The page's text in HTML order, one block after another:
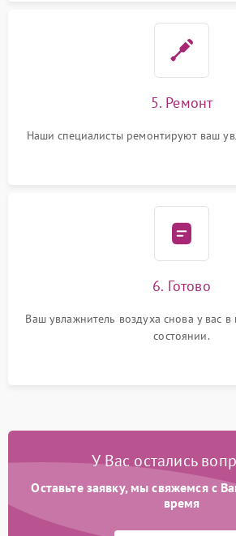
5. Ремонт
Наши специалисты ремонтируют ваш
6. Готово
Ваш увлажнитель воздуха снова у вас
состоянии.
У Вас остались
Оставьте заявку, мы свяжемся с
время